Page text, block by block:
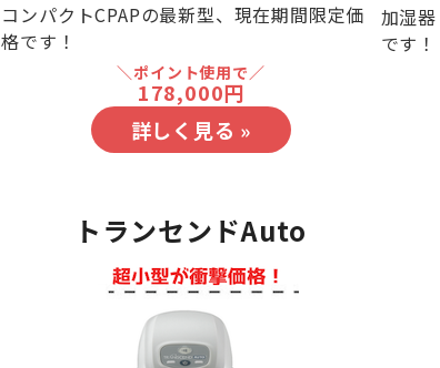
コンパクトCPAPの最新型、現在期間限定価
格です！
＼ポイント使用で／
178,000円
詳しく見る »
加湿
です！
トランセンドAuto